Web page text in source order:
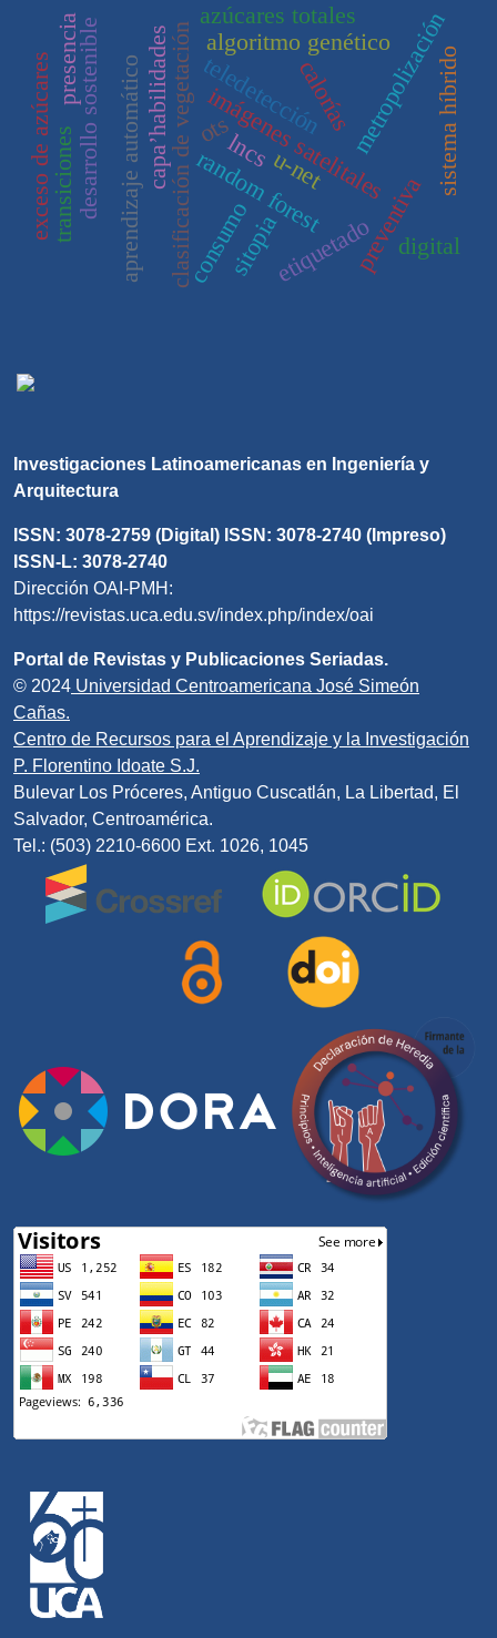
teledetección
aprendizaje automáticoclasificación de vegetaciónimágenes satelitales
u-net
random forest
capa’habilidades
desarrollo sostenible metropolización
preventiva
transiciones
algoritmo genético
ots sistema híbrido
azúcares totales
etiquetado
exceso de azúcares calorías
consumo
lncs
presencia
sitopia digital
Investigaciones Latinoamericanas en Ingeniería y
Arquitectura
ISSN: 3078-2759 (Digital) ISSN: 3078-2740 (Impreso)
ISSN-L: 3078-2740
Dirección OAI-PMH:
https://revistas.uca.edu.sv/index.php/index/oai
Portal de Revistas y Publicaciones Seriadas.
© 2024 Universidad Centroamericana José Simeón
Cañas.
Centro de Recursos para el Aprendizaje y la Investigación
P. Florentino Idoate S.J.
Bulevar Los Próceres, Antiguo Cuscatlán, La Libertad, El
Salvador, Centroamérica.
Tel.: (503) 2210-6600 Ext. 1026, 1045